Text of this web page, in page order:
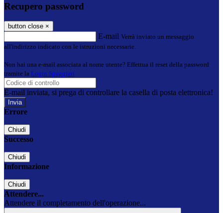
Recupero password
button close ×
E-mail Verrà inviato un messaggio
all'indirizzo indicato con le istruzioni necessarie.
Non hai una e-mail associata al nome utente? Effettua il reset della password
tramite la Login Spaggiari
E-mail inviata, si prega di controllare la casella di posta elettronica!
Errore
Chiudi
Successo
Chiudi
Informazione
Chiudi
Attendere...
Attendere il completamento dell'operazione...